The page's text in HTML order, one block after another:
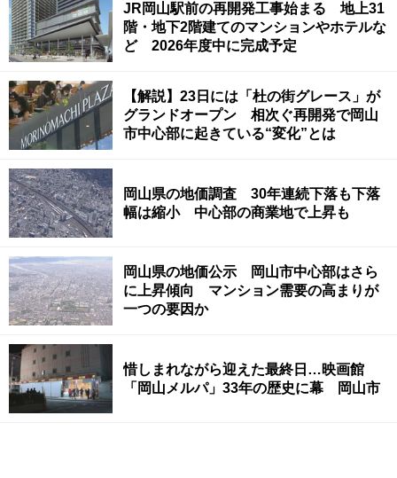
JR岡山駅前の再開発工事始まる 地上31
階・地下2階建てのマンションやホテルな
ど 2026年度中に完成予定
【解説】23日には「杜の街グレース」が
グランドオープン 相次ぐ再開発で岡山
市中心部に起きている“変化”とは
岡山県の地価調査 30年連続下落も下落
幅は縮小 中心部の商業地で上昇も
岡山県の地価公示 岡山市中心部はさら
に上昇傾向 マンション需要の高まりが
一つの要因か
惜しまれながら迎えた最終日…映画館
「岡山メルパ」33年の歴史に幕 岡山市